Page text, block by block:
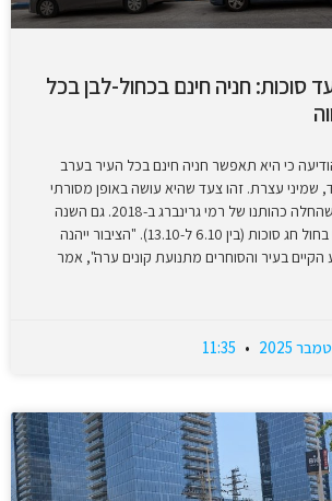
סוכות: חניה חינם בכחול-לבן בכל
כי היא תאפשר חניה חינם בכל העיר בערב
שמיני עצרת. זהו צעד שהיא עושה באופן מסורתי
, בכל השנים – מאז שהחלה כהותנו של רמי גרינברג ב-2018. גם השנה
תתאפשר חניה חינם בחול חג סוכות (בין 6.10 ל-13.10). "הציבור ייהנה
בעיר והסוחרים מתנועת קונים ערה", אמר